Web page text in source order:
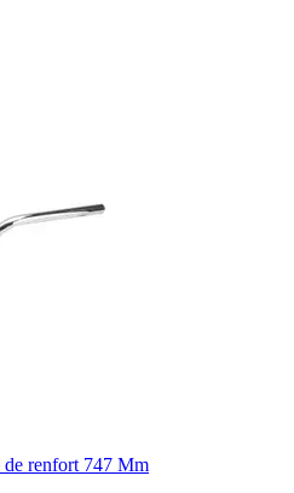
de renfort 747 Mm